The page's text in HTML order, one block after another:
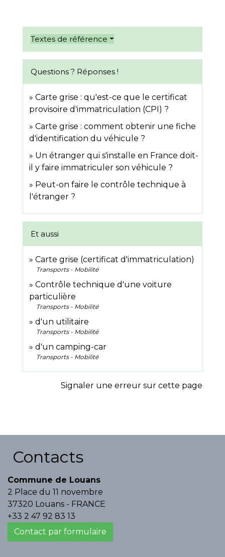
Textes de référence
Questions ? Réponses !
Carte grise : qu'est-ce que le certificat
provisoire d'immatriculation (CPI) ?
Carte grise : comment obtenir une fiche
d'identification du véhicule ?
Un étranger qui s'installe en France doit-
il y faire immatriculer son véhicule ?
Peut-on faire le contrôle technique à
l'étranger ?
Et aussi
Carte grise (certificat d'immatriculation)
Transports - Mobilité
Contrôle technique d'une voiture
particulière
Transports - Mobilité
d'un utilitaire
Transports - Mobilité
d'un camping-car
Transports - Mobilité
Signaler une erreur sur cette page
Contacts
Commune de Louans
2 Place du 11 novembre
37320 Louans - FRANCE
+33 2 47 92 83 13
Contact par formulaire